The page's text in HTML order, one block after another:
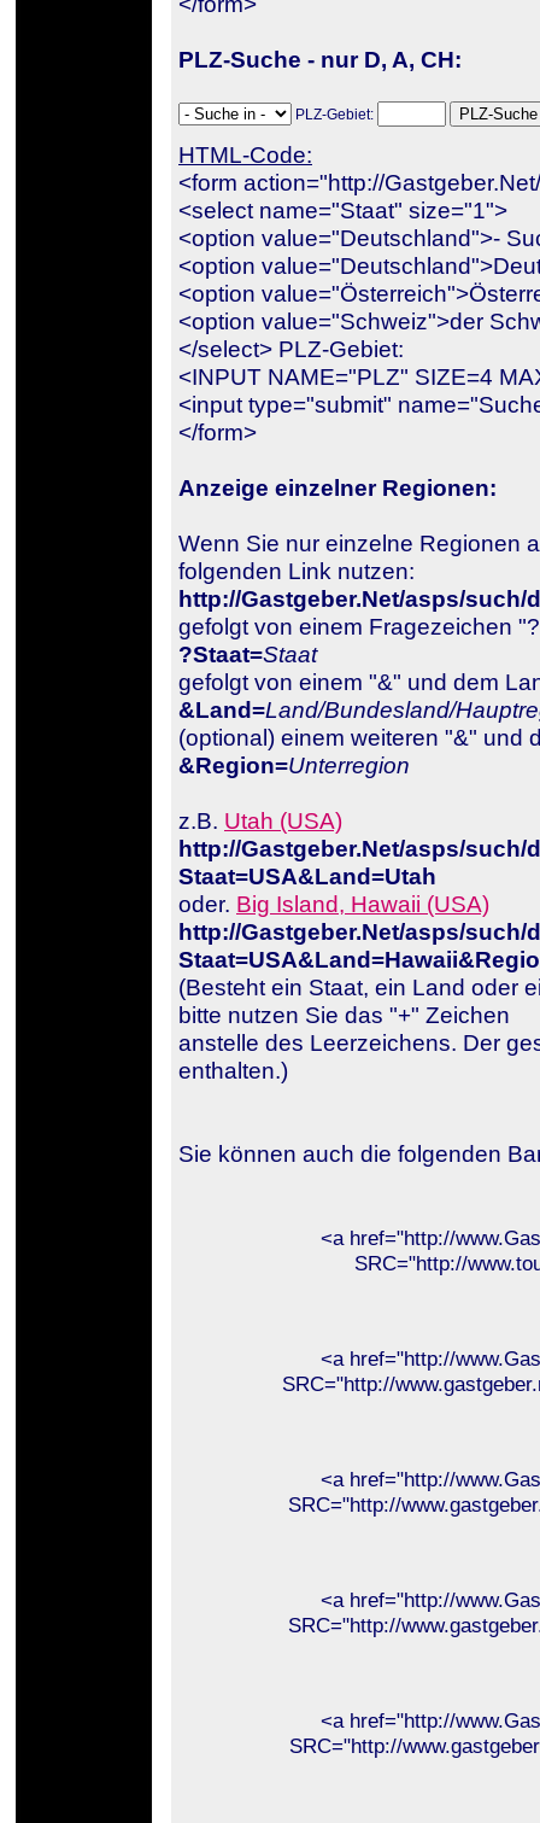
PLZ-Suche - nur D, A, CH:
PLZ-Gebiet:
HTML-Code:
<form action="http://
<select name="Staat" size="1">
<option value="Deutschland">-
<option
<option
<option value="Schweiz">der
</select> PLZ-Gebiet:
<INPUT NAME="PLZ" SIZE=4
<input type="submit"
</form>
Anzeige einzelner Regionen:
Wenn Sie nur einzelne Regionen
folgenden Link nutzen:
http://Gastgeber.Net/asps/
gefolgt von einem Fragezeichen
?Staat=Staat
gefolgt von einem "&" und dem
&Land=Land/Bundesland/
(optional) einem weiteren "&" und
&Region=Unterregion
z.B. Utah (USA)
http://Gastgeber.Net/asps/
Staat=USA&Land=Utah
oder. Big Island, Hawaii (USA)
http://Gastgeber.Net/asps/
(Besteht ein Staat, ein Land oder
bitte nutzen Sie das "+" Zeichen
anstelle des Leerzeichens. Der
enthalten.)
Sie können auch die folgenden
<a href="http://
SRC="http://
<a href="http://
SRC="http://
<a href="http://
SRC="http://
<a href="http://
SRC="http://
<a href="http://
SRC="http://